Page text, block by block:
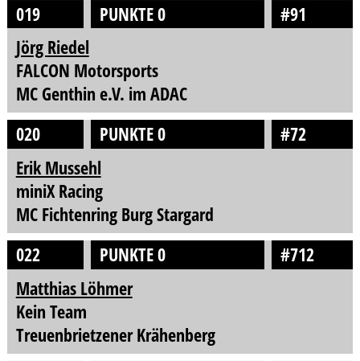
019
PUNKTE 0
#91
Jörg Riedel
FALCON Motorsports
MC Genthin e.V. im ADAC
020
PUNKTE 0
#72
Erik Mussehl
miniX Racing
MC Fichtenring Burg Stargard
022
PUNKTE 0
#712
Matthias Löhmer
Kein Team
Treuenbrietzener Krähenberg